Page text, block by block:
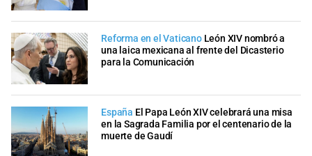
Reforma en el Vaticano León XIV nombró a
una laica mexicana al frente del Dicasterio
para la Comunicación
España El Papa León XIV celebrará una misa
en la Sagrada Familia por el centenario de la
muerte de Gaudí